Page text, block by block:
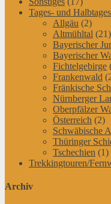
Tages- und
Allgäu (2)
Altmühltal (21)
Bayerischer
Bayerischer
Fichtelgebirge
Frankenwald
Fränkische
Nürnberger
Oberpfälzer
Österreich (2)
Schwäbische
Thüringer
Tschechien (1)
Trekkingtouren/
Archiv